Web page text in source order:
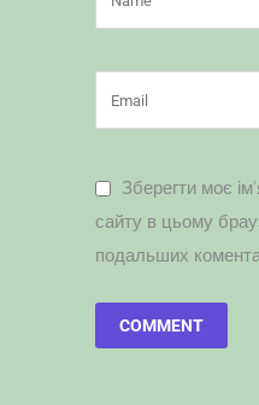
Зберегти моє
сайту в цьому
подальших